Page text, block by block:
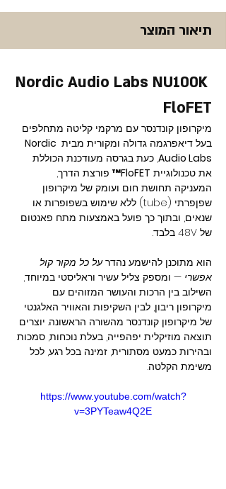
תיאור המוצר
Nordic Audio Labs NU100K
FloFET
מיקרופון קונדנסר עם מרקמי קליטה מתחלפים
בעל דיאפרגמה גדולה ומקורית מבית Nordic
Audio Labs, כעת בגרסה מעודכנת הכוללת
את טכנולוגיית FloFET™
פורצת הדרך,
המעניקה תחושת חום ועומק של מיקרופון
שפןפרתי (tube) ללא שימוש בשפופרות או
שנאים, ובתוך כך פועל באמצעות מתח פאנטום
של 48V בלבד.
הוא מתוכנן להישמע נהדר על כל מקור קול
אפשרי — ומספק צליל עשיר וראליסטי במיוחד,
השילוב בין הרכות והעושר המזוהים עם
מיקרופון ריבון, לבין השקיפות והאוויר האלגנטי
של מיקרופון קונדנסר מהשורה הראשונה. יוצרים
תוצאה מוזיקלית יפהפייה, בעלת נוכחות, סמכות
ובהירות כמעט מסתורית, זמינה בכל רגע, לכל
משימת הקלטה.
https://www.youtube.com/watch?
v=3PYTeaw4Q2E